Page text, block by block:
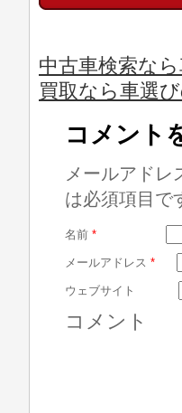
中古車検索な
買取なら車選
コメント
メールアド
は必須項目で
名前 *
メールアドレス *
ウェブサイト
コメント